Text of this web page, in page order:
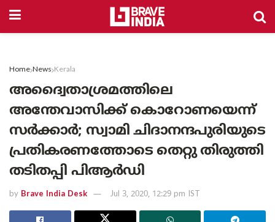
Home News Kerala
അദ്വൈതാശ്രമത്തിലെ
അന്തേവാസിക്ക് കൊറോണയെന്ന്
സർക്കാർ; സ്വാമി ചിദാനന്ദപുരിയുടെ
പ്രതികരണത്തോടെ തെറ്റു തിരുത്തി
തടിതപ്പി പിആർഡി
by Brave India Desk Jul 3, 2020, 12:29 pm IST